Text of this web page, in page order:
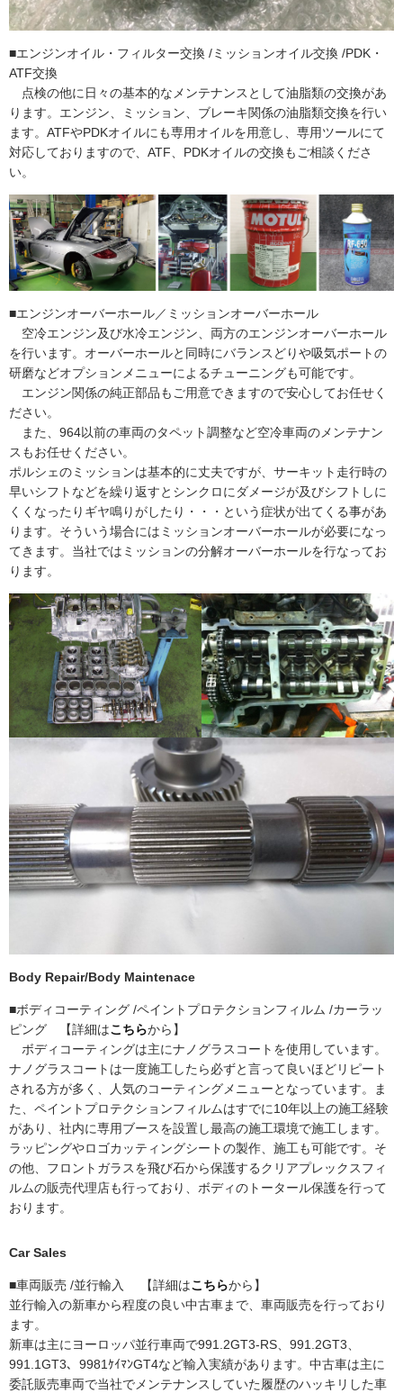
■エンジンオイル・フィルター交換 /ミッションオイル交換 /PDK・
ATF交換
点検の他に日々の基本的なメンテナンスとして油脂類の交換があ
ります。エンジン、ミッション、ブレーキ関係の油脂類交換を行い
ます。ATFやPDKオイルにも専用オイルを用意し、専用ツールにて
対応しておりますので、ATF、PDKオイルの交換もご相談くださ
い。
■エンジンオーバーホール／ミッションオーバーホール
空冷エンジン及び水冷エンジン、両方のエンジンオーバーホール
を行います。オーバーホールと同時にバランスどりや吸気ポートの
研磨などオプションメニューによるチューニングも可能です。
エンジン関係の純正部品もご用意できますので安心してお任せく
ださい。
また、964以前の車両のタペット調整など空冷車両のメンテナン
スもお任せください。
ポルシェのミッションは基本的に丈夫ですが、サーキット走行時の
早いシフトなどを繰り返すとシンクロにダメージが及びシフトしに
くくなったりギヤ鳴りがしたり・・・という症状が出てくる事があ
ります。そういう場合にはミッションオーバーホールが必要になっ
てきます。当社ではミッションの分解オーバーホールを行なってお
ります。
Body Repair/Body Maintenace
■ボディコーティング /ペイントプロテクションフィルム /カーラッ
ピング 【詳細はこちらから】
ボディコーティングは主にナノグラスコートを使用しています。
ナノグラスコートは一度施工したら必ずと言って良いほどリピート
される方が多く、人気のコーティングメニューとなっています。ま
た、ペイントプロテクションフィルムはすでに10年以上の施工経験
があり、社内に専用ブースを設置し最高の施工環境で施工します。
ラッピングやロゴカッティングシートの製作、施工も可能です。そ
の他、フロントガラスを飛び石から保護するクリアプレックスフィ
ルムの販売代理店も行っており、ボディのトータール保護を行って
おります。
Car Sales
■車両販売 /並行輸入 【詳細はこちらから】
並行輸入の新車から程度の良い中古車まで、車両販売を行っており
ます。
新車は主にヨーロッパ並行車両で991.2GT3-RS、991.2GT3、
991.1GT3、9981ｹｲﾏﾝGT4など輸入実績があります。中古車は主に
委託販売車両で当社でメンテナンスしていた履歴のハッキリした車